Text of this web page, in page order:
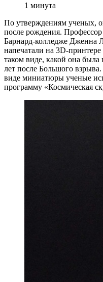
1 минута
По утверждениям ученых,
после рождения.
Барнард-колледже Дженна
напечатали на 3D-
таком виде, какой она была
лет после Большого
виде миниатюры ученые
программу «Космическая